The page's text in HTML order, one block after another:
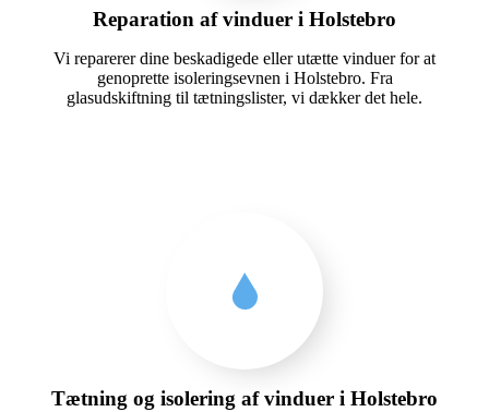
Reparation af vinduer i Holstebro
Vi reparerer dine beskadigede eller utætte vinduer for at
genoprette isoleringsevnen i Holstebro. Fra
glasudskiftning til tætningslister, vi dækker det hele.
Tætning og isolering af vinduer i Holstebro